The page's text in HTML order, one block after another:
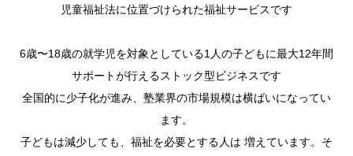
児童福祉法に位置づけられた福祉サービスです
6歳〜18歳の就学児を対象としている1人の子どもに最大12年間
サポートが行えるストック型ビジネスです
全国的に少子化が進み、塾業界の市場規模は横ばいになってい
ます。
子どもは減少しても、福祉を必要とする人は 増えています。そ